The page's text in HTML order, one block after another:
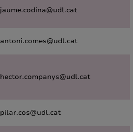
jaume.codina@udl.cat
antoni.comes@udl.cat
hector.companys@udl.cat
pilar.cos@udl.cat